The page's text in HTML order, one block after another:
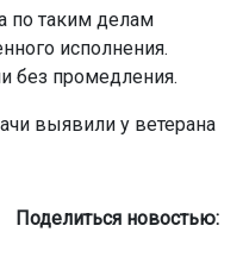
по таким делам
исполнения.
без промедления.
выявили у ветерана
Поделиться новостью: